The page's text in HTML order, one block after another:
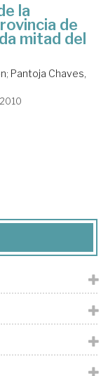
la
de
mitad del
; Pantoja Chaves,